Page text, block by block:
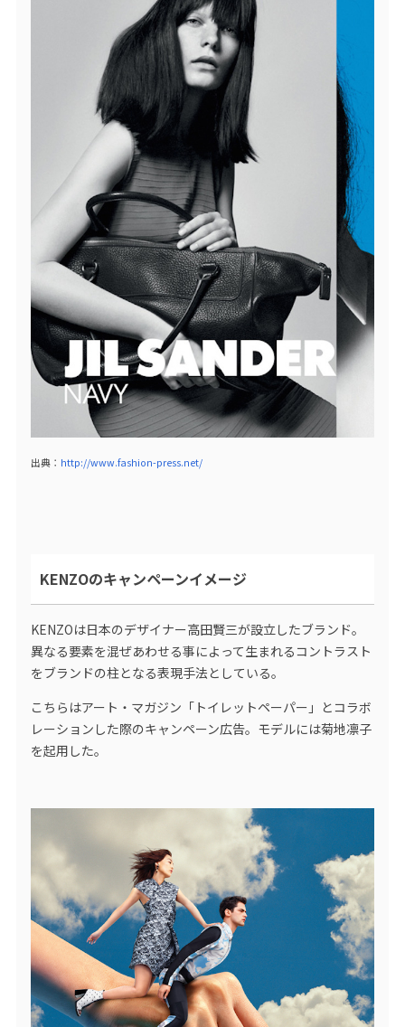
出典： http://www.fashion-press.net/
KENZOのキャンペーンイメージ
KENZOは日本のデザイナー高田賢三が設立したブランド。
異なる要素を混ぜあわせる事によって生まれるコントラスト
をブランドの柱となる表現手法としている。
こちらはアート・マガジン「トイレットペーパー」とコラボ
レーションした際のキャンペーン広告。モデルには菊地凛子
を起用した。